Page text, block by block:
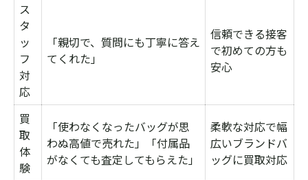
ス
タ
ッ
フ
対
応
「親切で、質問にも丁寧に答え
てくれた」
信頼できる接客
で初めての方も
安心
買
取
体
験
「使わなくなったバッグが思
わぬ高値で売れた」「付属品
がなくても査定してもらえた」
柔軟な対応で幅
広いブランドバ
ッグに買取対応